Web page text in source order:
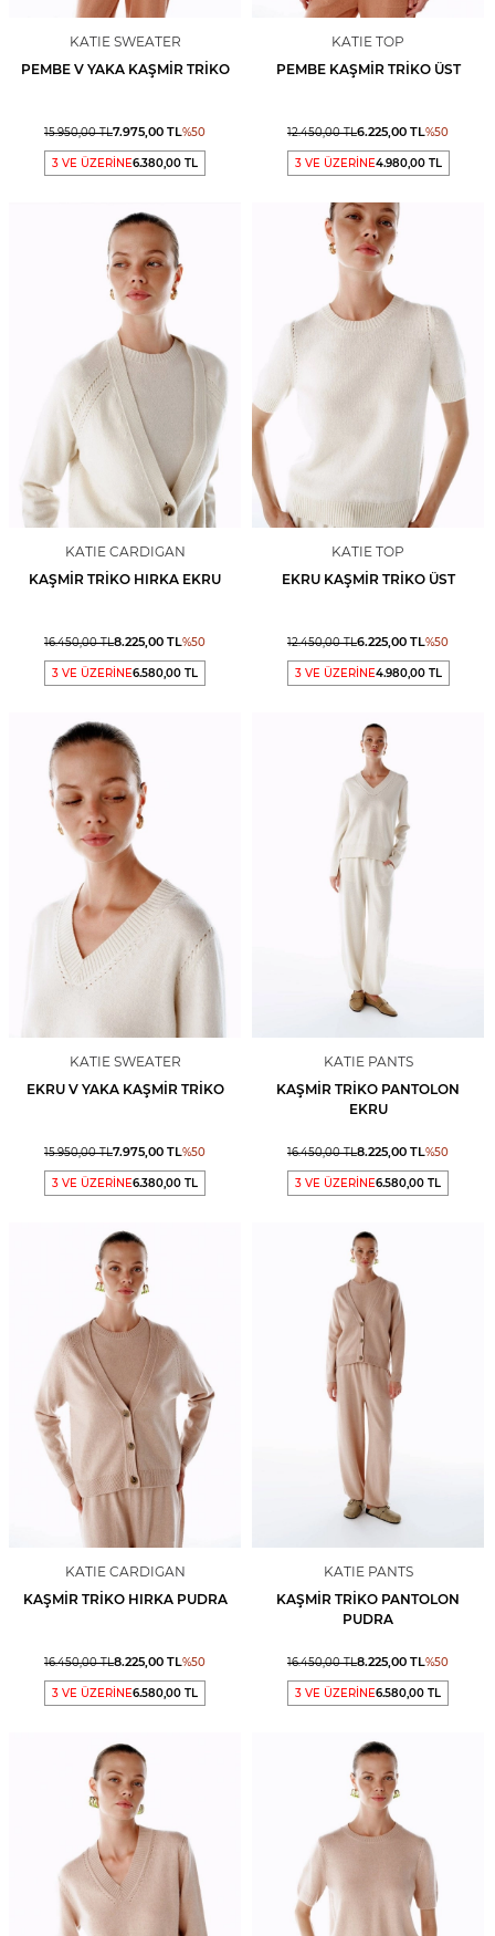
KATIE SWEATER
PEMBE V YAKA KAŞMIR TRIKO
15.950,00TL7.975,00 TL%50
3 VE ÜZERİNE6.380,00 TL
KATIE TOP
PEMBE KAŞMIR TRIKO ÜST
12.450,00TL6.225,00 TL%50
3 VE ÜZERİNE4.980,00 TL
KATIE CARDIGAN
KAŞMIR TRIKO HIRKA EKRU
16.450,00TL8.225,00 TL%50
3 VE ÜZERİNE6.580,00 TL
KATIE TOP
EKRU KAŞMIR TRIKO ÜST
12.450,00TL6.225,00 TL%50
3 VE ÜZERİNE4.980,00 TL
KATIE SWEATER
EKRU V YAKA KAŞMIR TRIKO
15.950,00TL7.975,00 TL%50
3 VE ÜZERİNE6.380,00 TL
KATIE PANTS
KAŞMIR TRIKO PANTOLON
EKRU
16.450,00TL8.225,00 TL%50
3 VE ÜZERİNE6.580,00 TL
KATIE CARDIGAN
KAŞMIR TRIKO HIRKA PUDRA
16.450,00TL8.225,00 TL%50
3 VE ÜZERİNE6.580,00 TL
KATIE PANTS
KAŞMIR TRIKO PANTOLON
PUDRA
16.450,00TL8.225,00 TL%50
3 VE ÜZERİNE6.580,00 TL